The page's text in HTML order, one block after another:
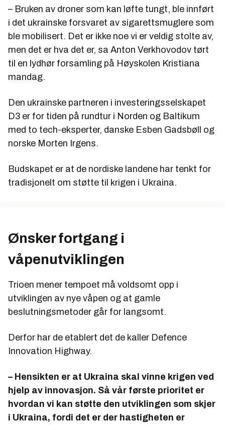
– Bruken av droner som kan løfte tungt, ble innført
i det ukrainske forsvaret av sigarettsmuglere som
ble mobilisert. Det er ikke noe vi er veldig stolte av,
men det er hva det er, sa Anton Verkhovodov tørt
til en lydhør forsamling på Høyskolen Kristiana
mandag.
Den ukrainske partneren i investeringsselskapet
D3 er for tiden på rundtur i Norden og Baltikum
med to tech-eksperter, danske Esben Gadsbøll og
norske Morten Irgens.
Budskapet er at de nordiske landene har tenkt for
tradisjonelt om støtte til krigen i Ukraina.
Ønsker fortgang i
våpenutviklingen
Trioen mener tempoet må voldsomt opp i
utviklingen av nye våpen og at gamle
beslutningsmetoder går for langsomt.
Derfor har de etablert det de kaller Defence
Innovation Highway.
– Hensikten er at Ukraina skal vinne krigen ved
hjelp av innovasjon. Så vår første prioritet er
hvordan vi kan støtte den utviklingen som skjer
i Ukraina, fordi det er der hastigheten er